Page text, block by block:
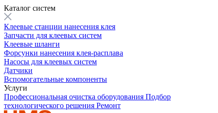
Каталог систем
Клеевые станции нанесения клея
Запчасти для клеевых систем
Клеевые шланги
Форсунки нанесения клея-расплава
Насосы для клеевых систем
Датчики
Вспомогательные компоненты
Услуги
Профессиональная очистка оборудования Подбор
технологического решения Ремонт